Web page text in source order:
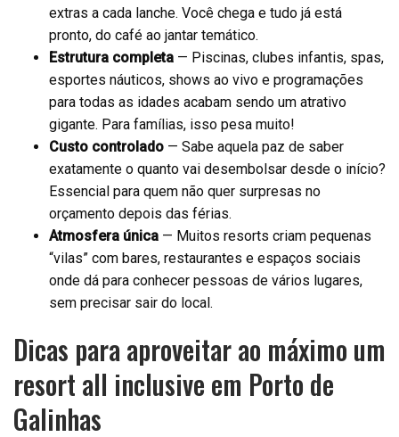
extras a cada lanche. Você chega e tudo já está
pronto, do café ao jantar temático.
Estrutura completa — Piscinas, clubes infantis, spas,
esportes náuticos, shows ao vivo e programações
para todas as idades acabam sendo um atrativo
gigante. Para famílias, isso pesa muito!
Custo controlado — Sabe aquela paz de saber
exatamente o quanto vai desembolsar desde o início?
Essencial para quem não quer surpresas no
orçamento depois das férias.
Atmosfera única — Muitos resorts criam pequenas
“vilas” com bares, restaurantes e espaços sociais
onde dá para conhecer pessoas de vários lugares,
sem precisar sair do local.
Dicas para aproveitar ao máximo um
resort all inclusive em Porto de
Galinhas